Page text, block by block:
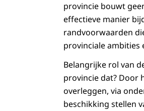
provincie bouwt
effectieve manier
randvoorwaarden
provinciale ambities
Belangrijke rol van
provincie dat? Door
overleggen, via
beschikking stellen